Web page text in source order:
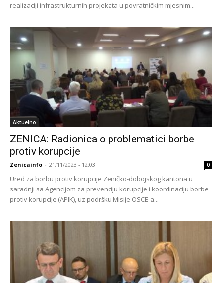
realizaciji infrastrukturnih projekata u povratničkim mjesnim...
Aktuelno
ZENICA: Radionica o problematici borbe
protiv korupcije
Zenicainfo - 21/11/2023 - 12:03 0
Ured za borbu protiv korupcije Zeničko-dobojskog kantona u
saradnji sa Agencijom za prevenciju korupcije i koordinaciju borbe
protiv korupcije (APIK), uz podršku Misije OSCE-a...